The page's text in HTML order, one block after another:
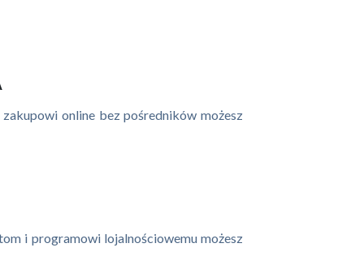
online bez pośredników możesz
i programowi lojalnościowemu możesz